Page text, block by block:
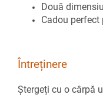
Două
Cadou perfect
Întreținere
Ștergeți cu o cârpă